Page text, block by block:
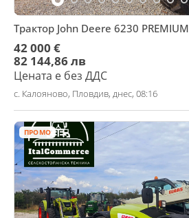
Трактор John Deere 6230 PREMIUM
42 000 €
82 144,86 лв
Цената е без ДДС
с. Калояново, Пловдив, днес, 08:16
ПРОМО